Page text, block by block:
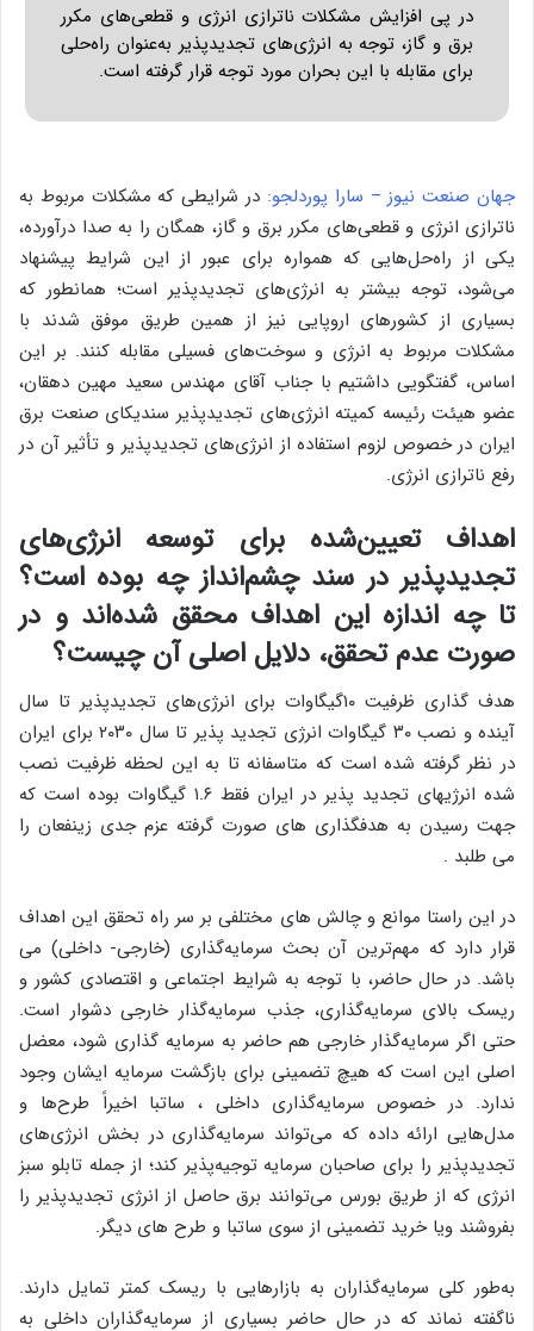
در پی افزایش مشکلات ناترازی انرژی و قطعی‌های مکرر
برق و گاز، توجه به انرژی‌های تجدیدپذیر به‌عنوان راه‌حلی
برای مقابله با این بحران مورد توجه قرار گرفته است.
جهان صنعت نیوز – سارا پوردلجو: در شرایطی که مشکلات مربوط به
ناترازی انرژی و قطعی‌های مکرر برق و گاز، همگان را به صدا درآورده،
یکی از راه‌حل‌هایی که همواره برای عبور از این شرایط پیشنهاد
می‌شود، توجه بیشتر به انرژی‌های تجدیدپذیر است؛ همانطور که
بسیاری از کشورهای اروپایی نیز از همین طریق موفق شدند با
مشکلات مربوط به انرژی و سوخت‌های فسیلی مقابله کنند. بر این
اساس، گفتگویی داشتیم با جناب آقای مهندس سعید مهین دهقان،
عضو هیئت رئیسه کمیته انرژی‌های تجدیدپذیر سندیکای صنعت برق
ایران در خصوص لزوم استفاده از انرژی‌های تجدیدپذیر و تأثیر آن در
رفع ناترازی انرژی.
اهداف تعیین‌شده برای توسعه انرژی‌های
تجدیدپذیر در سند چشم‌انداز چه بوده است؟
تا چه اندازه این اهداف محقق شده‌اند و در
صورت عدم تحقق، دلایل اصلی آن چیست؟
هدف گذاری ظرفیت ۱۰گیگاوات برای انرژی‌های تجدیدپذیر تا سال
آینده و نصب ۳۰ گیگاوات انرژی تجدید پذیر تا سال ۲۰۳۰ برای ایران
در نظر گرفته شده است که متاسفانه تا به این لحظه ظرفیت نصب
شده انرژیهای تجدید پذیر در ایران فقط ۱.۶ گیگاوات بوده است که
جهت رسیدن به هدفگذاری های صورت گرفته عزم جدی زینفعان را
می طلبد .
در این راستا موانع و چالش های مختلفی بر سر راه تحقق این اهداف
قرار دارد که مهم‌ترین آن بحث سرمایه‌گذاری (خارجی- داخلی) می
باشد. در حال حاضر، با توجه به شرایط اجتماعی و اقتصادی کشور و
ریسک بالای سرمایه‌گذاری، جذب سرمایه‌گذار خارجی دشوار است.
حتی اگر سرمایه‌گذار خارجی هم حاضر به سرمایه گذاری شود، معضل
اصلی این است که هیچ تضمینی برای بازگشت سرمایه ایشان وجود
ندارد. در خصوص سرمایه‌گذاری داخلی ، ساتبا اخیراً طرح‌ها و
مدل‌هایی ارائه داده که می‌تواند سرمایه‌گذاری در بخش انرژی‌های
تجدیدپذیر را برای صاحبان سرمایه توجیه‌پذیر کند؛ از جمله تابلو سبز
انرژی که از طریق بورس می‌توانند برق حاصل از انرژی تجدیدپذیر را
بفروشند ویا خرید تضمینی از سوی ساتبا و طرح های دیگر.
به‌طور کلی سرمایه‌گذاران به بازارهایی با ریسک کمتر تمایل دارند.
ناگفته نماند که در حال حاضر بسیاری از سرمایه‌گذاران داخلی به